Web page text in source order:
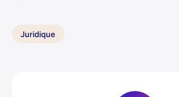
Juridique